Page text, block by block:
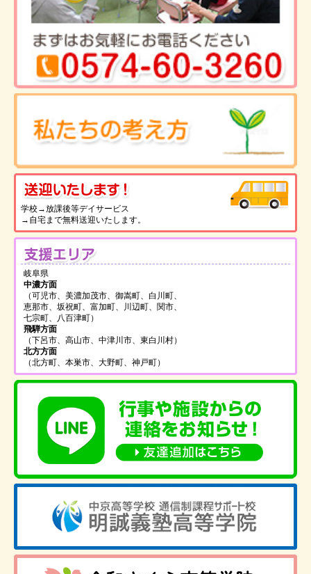
学校→放課後等デイサービス
→自宅まで無料送迎いたします。
岐阜県
中濃方面
（可児市、美濃加茂市、御嵩町、白川町、
恵那市、坂祝町、富加町、川辺町、関市、
七宗町、八百津町）
飛騨方面
（下呂市、高山市、中津川市、東白川村）
北方方面
（北方町、本巣市、大野町、神戸町）